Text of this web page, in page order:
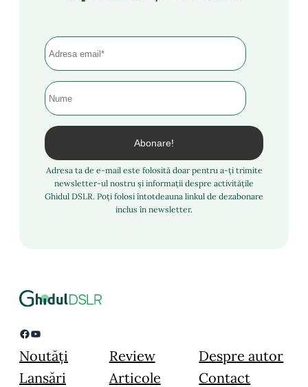
Adresa ta de e-mail este folosită doar pentru a-ți trimite
newsletter-ul nostru și informații despre activitățile
Ghidul DSLR. Poți folosi întotdeauna linkul de dezabonare
inclus în newsletter.
Facebook YouTube
Noutăți
Lansări
Review
Articole
Despre autor
Contact